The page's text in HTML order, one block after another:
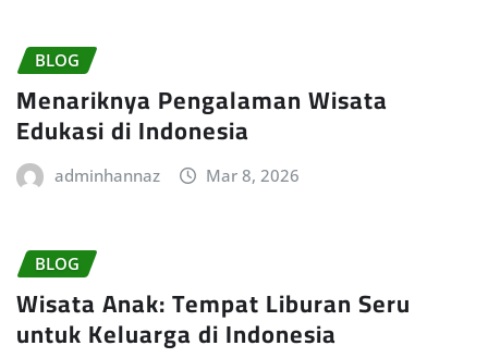
BLOG
Menariknya Pengalaman Wisata
Edukasi di Indonesia
adminhannaz Mar 8, 2026
BLOG
Wisata Anak: Tempat Liburan Seru
untuk Keluarga di Indonesia